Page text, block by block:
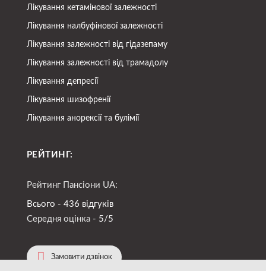
Лікування кетамінової залежності
Лікування налбуфінової залежності
Лікування залежності від гідазепаму
Лікування залежності від трамадолу
Лікування депресії
Лікування шизофренії
Лікування анорексії та булімії
РЕЙТИНГ:
Рейтинг Пансіони UA:
Всього - 436 відгуків
Середня оцінка - 5/5
Замовити дзвінок